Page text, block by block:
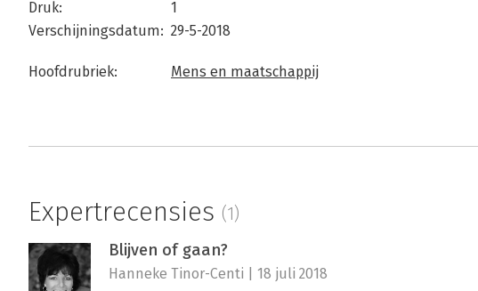
Druk:
1
Verschijningsdatum: 29-5-2018
Hoofdrubriek: Mens en maatschappij
Expertrecensies (1)
Blijven of gaan?
Hanneke Tinor-Centi | 18 juli 2018